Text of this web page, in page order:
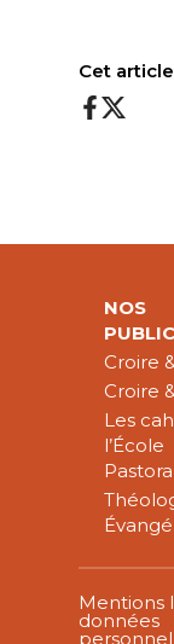
Cet
NOS
Croire
Croire
Les
l’École
Mentions
données